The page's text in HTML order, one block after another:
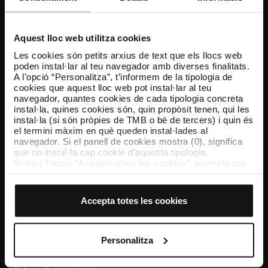
Aquest lloc web utilitza cookies
Les cookies són petits arxius de text que els llocs web
poden instal·lar al teu navegador amb diverses finalitats.
A l’opció “Personalitza”, t’informem de la tipologia de
cookies que aquest lloc web pot instal·lar al teu
navegador, quantes cookies de cada tipologia concreta
instal·la, quines cookies són, quin propòsit tenen, qui les
instal·la (si són pròpies de TMB o bé de tercers) i quin és
el termini màxim en què queden instal·lades al
navegador. Si el panell de cookies mostra (0), significa
que no instal·la cap cookie d’aquesta tipologia.
Si tries l’opció “Accepta totes les cookies”, permets que
El selector que es troba a la dreta de cada tipologia de
cookies d’aquella classe.
Un cop hagis marcat les teves preferències, has de fer
clic sobre “Selecciona i configura”. Així, s’instal·laran
només les cookies de la tipologia que hagis seleccionat
personalització, perquè permeten recordar les teves
Accepta totes les cookies
Personalitza
Resol els teus dubtes
Segueix-nos
TMB a les xarxes socials
TMB App
Descarrega’t TMB App i compra els teus bitllets
App Store Google Play